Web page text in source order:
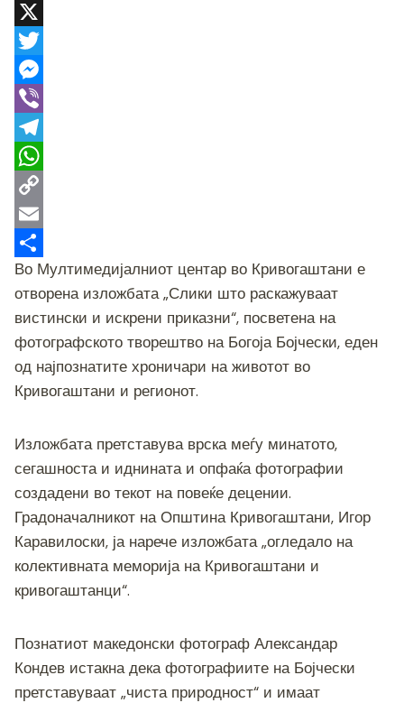
F
a
c
e
b
o
o
k
X
T
w
t
t
e
r
M
e
s
s
e
n
g
e
r
V
b
e
r
T
e
e
g
r
a
m
W
h
a
t
s
A
p
p
C
o
p
y
L
n
E
m
a
i
S
h
a
r
e
Во Мултимедијалниот центар во Кривогаштани е
отворена изложбата „Слики што раскажуваат
вистински и искрени приказни“, посветена на
фотографското творештво на Богоја Бојчески, еден
од најпознатите хроничари на животот во
Кривогаштани и регионот.
Изложбата претставува врска меѓу минатото,
сегашноста и иднината и опфаќа фотографии
создадени во текот на повеќе децении.
Градоначалникот на Општина Кривогаштани, Игор
Каравилоски, ја нарече изложбата „огледало на
колективната меморија на Кривогаштани и
кривогаштанци“.
Познатиот македонски фотограф Александар
Кондев истакна дека фотографиите на Бојчески
претставуваат „чиста природност“ и имаат